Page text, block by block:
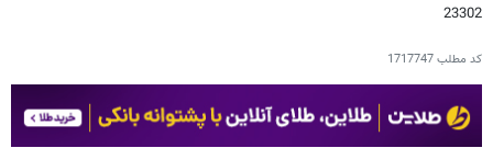
23302
کد مطلب1717747